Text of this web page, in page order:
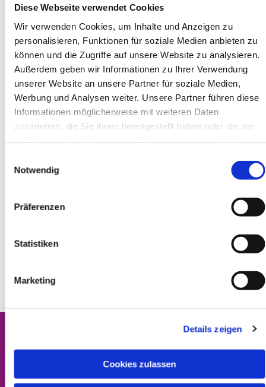
Diese Webseite verwendet Cookies
Wir verwenden Cookies, um Inhalte und Anzeigen zu
personalisieren, Funktionen für soziale Medien anbieten zu
können und die Zugriffe auf unsere Website zu analysieren.
Außerdem geben wir Informationen zu Ihrer Verwendung
unserer Website an unsere Partner für soziale Medien,
Werbung und Analysen weiter. Unsere Partner führen diese
Informationen möglicherweise mit weiteren Daten
zusammen, die Sie ihnen bereitgestellt haben oder die sie
Notwendig
Präferenzen
Statistiken
Marketing
Details zeigen
Cookies zulassen
deren Angehörige und das soziale Umfeld.
Persönlich können Sie jeden Montag während der
offenen Sprechstunde von 15 bis 18 Uhr Einzelgespräche
mit einem Suchtberater wahrnehmen.
Kontakt